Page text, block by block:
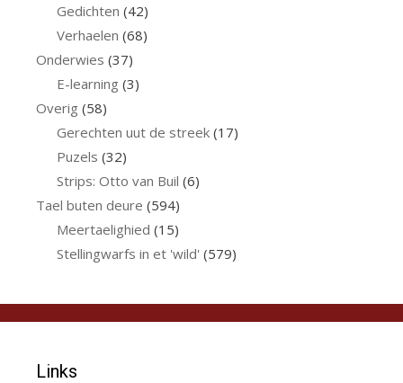
Gedichten (42)
Verhaelen (68)
Onderwies (37)
E-learning (3)
Overig (58)
Gerechten uut de streek(17)
Puzels (32)
Strips: Otto van Buil (6)
Tael buten deure (594)
Meertaelighied (15)
Stellingwarfs in et 'wild' (579)
Links